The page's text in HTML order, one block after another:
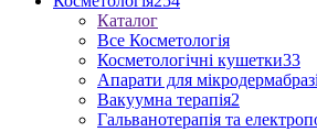
Каталог
Все Косметологія
Косметологічні кушетки33
Апарати для
Вакуумна терапія2
Гальванотерапія та